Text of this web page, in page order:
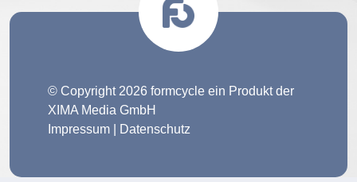
© Copyright 2026 formcycle ein Produkt der
XIMA Media GmbH
Impressum
Datenschutz